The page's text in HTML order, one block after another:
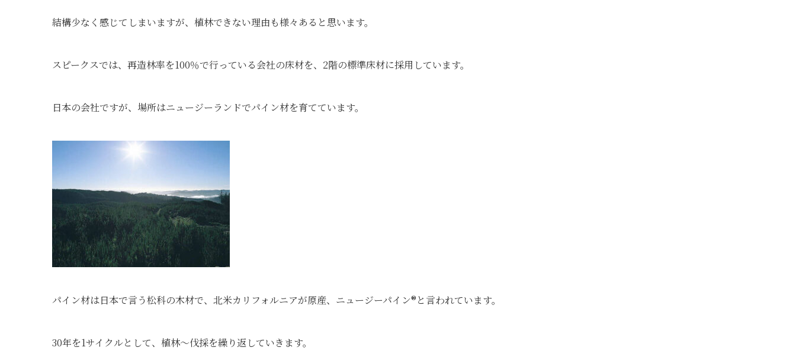
結構少なく感じてしまいますが、植林できない理由も様々あると思います。
スピークスでは、再造林率を100％で行っている会社の床材を、2階の標準床材に採用しています。
日本の会社ですが、場所はニュージーランドでパイン材を育てています。
パイン材は日本で言う松科の木材で、北米カリフォルニアが原産、ニュージーパイン®と言われています。
30年を1サイクルとして、植林～伐採を繰り返していきます。